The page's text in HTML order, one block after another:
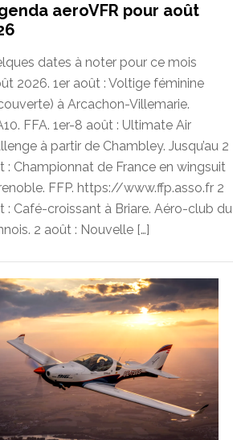
aeroVFR pour août
dates à noter pour ce mois
2026. 1er août : Voltige féminine
à Arcachon-Villemarie.
FFA. 1er-8 août : Ultimate Air
à partir de Chambley. Jusqu’au 2
: Championnat de France en wingsuit
FFP. https://www.ffp.asso.fr 2
: Café-croissant à Briare. Aéro-club du
2 août : Nouvelle […]